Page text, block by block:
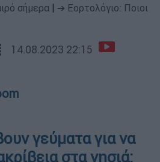
σήμερα
➔ Εορτολόγιο: Ποιοι
14.08.2023 22:15
γεύματα για να
στα νησιά: